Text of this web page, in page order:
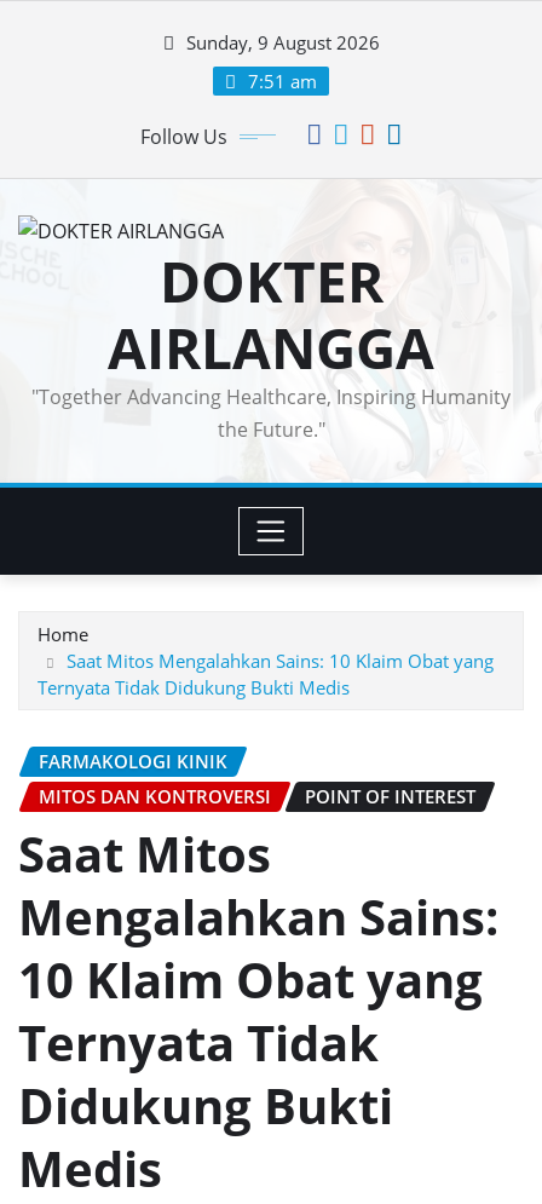
Sunday, 9 August 2026
7:51 am
Follow Us
DOKTER
AIRLANGGA
"Together Advancing Healthcare, Inspiring Humanity
the Future."
Home
Saat Mitos Mengalahkan Sains: 10 Klaim Obat yang
Ternyata Tidak Didukung Bukti Medis
FARMAKOLOGI KINIK
MITOS DAN KONTROVERSI
POINT OF INTEREST
Saat Mitos
Mengalahkan Sains:
10 Klaim Obat yang
Ternyata Tidak
Didukung Bukti
Medis